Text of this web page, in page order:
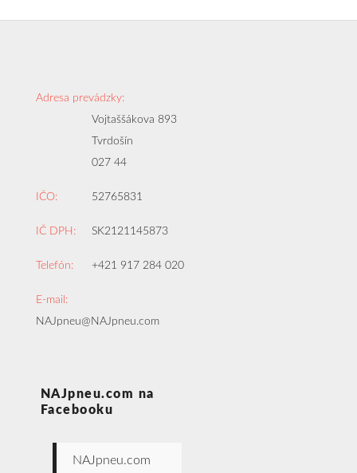
Adresa prevádzky:
Vojtaššákova 893
Tvrdošín
027 44
IČO: 52765831
IČ DPH: SK2121145873
Telefón: +421 917 284 020
E-mail:
NAJpneu@NAJpneu.com
NAJpneu.com na
Facebooku
NAJpneu.com